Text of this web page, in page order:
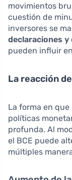
movimientos
cuestión de
inversores se
declaraciones y
pueden influir
La reacción
La forma en
políticas
profunda. Al
el BCE puede
múltiples